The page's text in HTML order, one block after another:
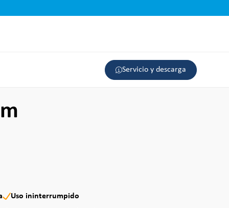
Servicio y descarga
Uso ininterrumpido